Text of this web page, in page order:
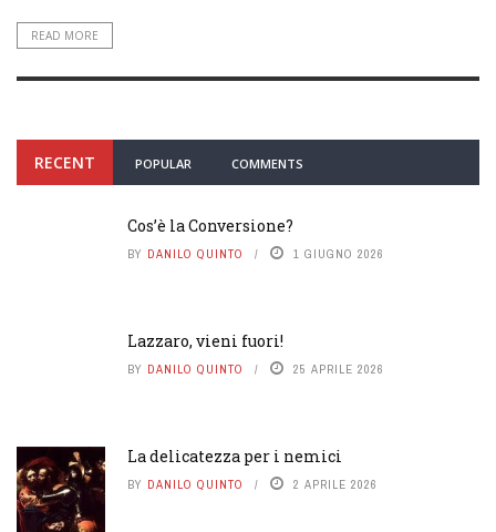
READ MORE
RECENT POPULAR COMMENTS
Cos’è la Conversione?
BY DANILO QUINTO 1 GIUGNO 2026
Lazzaro, vieni fuori!
BY DANILO QUINTO 25 APRILE 2026
La delicatezza per i nemici
BY DANILO QUINTO 2 APRILE 2026